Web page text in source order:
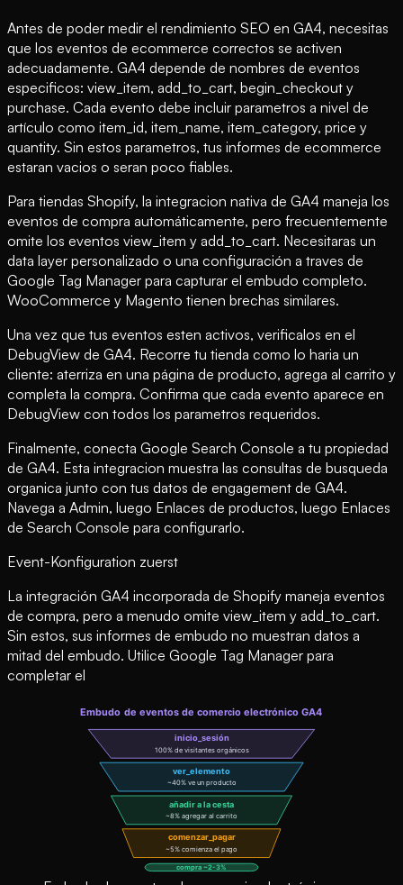
Antes de poder medir el rendimiento SEO en GA4, necesitas
que los eventos de ecommerce correctos se activen
adecuadamente. GA4 depende de nombres de eventos
especificos: view_item, add_to_cart, begin_checkout y
purchase. Cada evento debe incluir parametros a nivel de
artículo como item_id, item_name, item_category, price y
quantity. Sin estos parametros, tus informes de ecommerce
estaran vacios o seran poco fiables.
Para tiendas Shopify, la integracion nativa de GA4 maneja los
eventos de compra automáticamente, pero frecuentemente
omite los eventos view_item y add_to_cart. Necesitaras un
data layer personalizado o una configuración a traves de
Google Tag Manager para capturar el embudo completo.
WooCommerce y Magento tienen brechas similares.
Una vez que tus eventos esten activos, verificalos en el
DebugView de GA4. Recorre tu tienda como lo haria un
cliente: aterriza en una página de producto, agrega al carrito y
completa la compra. Confirma que cada evento aparece en
DebugView con todos los parametros requeridos.
Finalmente, conecta Google Search Console a tu propiedad
de GA4. Esta integracion muestra las consultas de busqueda
organica junto con tus datos de engagement de GA4.
Navega a Admin, luego Enlaces de productos, luego Enlaces
de Search Console para configurarlo.
Event-Konfiguration zuerst
La integración GA4 incorporada de Shopify maneja eventos
de compra, pero a menudo omite view_item y add_to_cart.
Sin estos, sus informes de embudo no muestran datos a
mitad del embudo. Utilice Google Tag Manager para
completar el